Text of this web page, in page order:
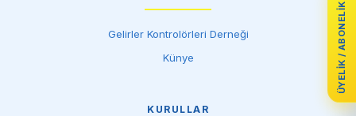
ÜYELIK / ABONELIK
Gelirler Kontrolörleri Derneği
Künye
KURULLAR